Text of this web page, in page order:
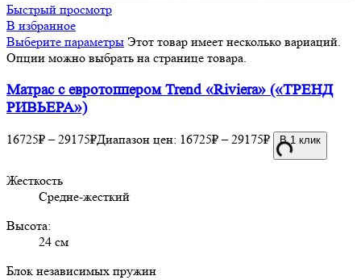
Быстрый просмотр
В избранное
Выберите параметры Этот товар имеет несколько вариаций.
Опции можно выбрать на странице товара.
Матрас с евротоппером Trend «Riviera» («ТРЕНД
РИВЬЕРА»)
16725₽ – 29175₽Диапазон цен: 16725₽ – 29175₽ В 1 клик
Жесткость
Средне-жесткий
Высота:
24 см
Блок независимых пружин